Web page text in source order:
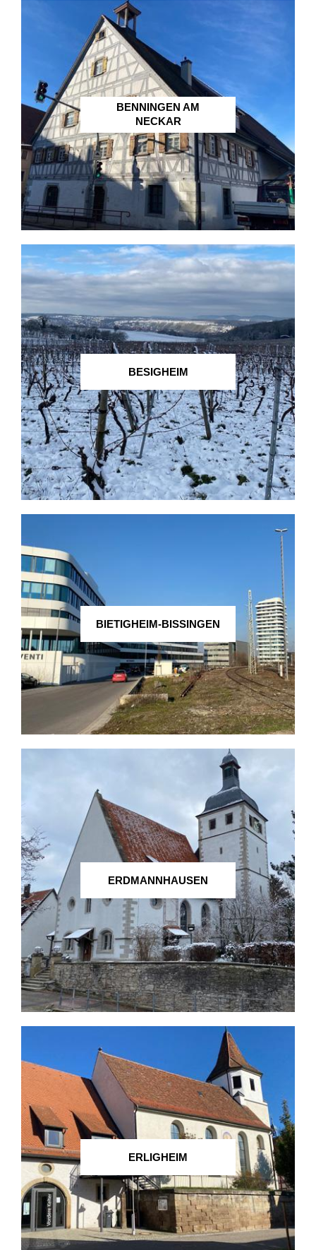
BENNINGEN AM
NECKAR
BESIGHEIM
BIETIGHEIM-BISSINGEN
ERDMANNHAUSEN
ERLIGHEIM